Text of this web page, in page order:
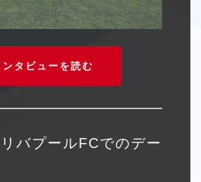
ンタビューを読む
リバプールFCでのデー